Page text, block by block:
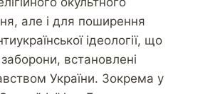
але і для поширення
ідеології, що
встановлені
України. Зокрема у